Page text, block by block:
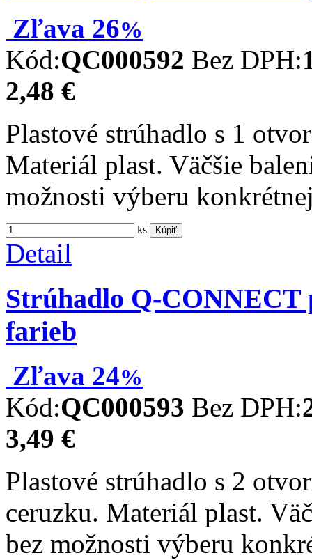
Zľava 26%
Kód:QC000592 Bez DPH:
2,48 €
Plastové strúhadlo s 1
Materiál plast. Väčšie
možnosti výberu
ks Kúpiť
Detail
Strúhadlo Q-CONNECT
farieb
Zľava 24%
Kód:QC000593 Bez DPH:
3,49 €
Plastové strúhadlo s 2
ceruzku. Materiál plast.
bez možnosti výberu